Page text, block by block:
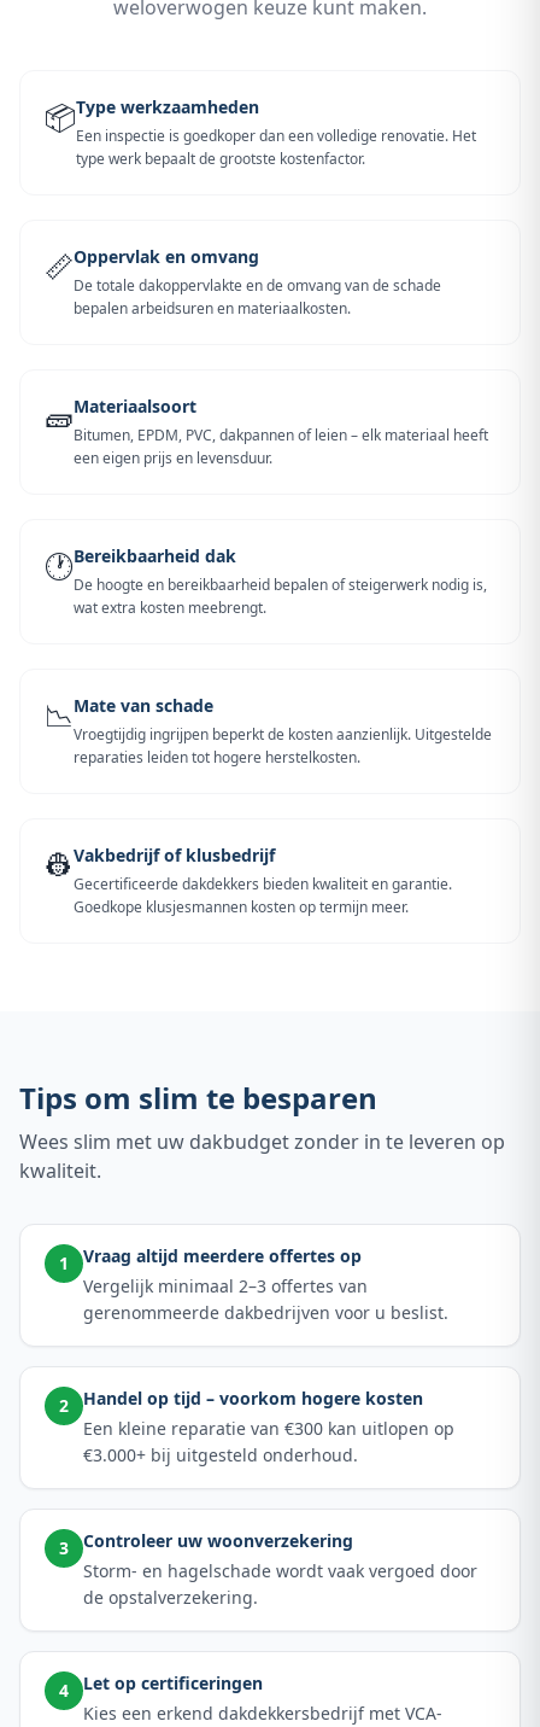
weloverwogen keuze kunt maken.
📦Type werkzaamheden
Een inspectie is goedkoper dan een volledige renovatie. Het
type werk bepaalt de grootste kostenfactor.
📏Oppervlak en omvang
De totale dakoppervlakte en de omvang van de schade
bepalen arbeidsuren en materiaalkosten.
🧱Materiaalsoort
Bitumen, EPDM, PVC, dakpannen of leien – elk materiaal heeft
een eigen prijs en levensduur.
🕐Bereikbaarheid dak
De hoogte en bereikbaarheid bepalen of steigerwerk nodig is,
wat extra kosten meebrengt.
📉Mate van schade
Vroegtijdig ingrijpen beperkt de kosten aanzienlijk. Uitgestelde
reparaties leiden tot hogere herstelkosten.
👷Vakbedrijf of klusbedrijf
Gecertificeerde dakdekkers bieden kwaliteit en garantie.
Goedkope klusjesmannen kosten op termijn meer.
Tips om slim te besparen
Wees slim met uw dakbudget zonder in te leveren op
kwaliteit.
1
Vraag altijd meerdere offertes op
Vergelijk minimaal 2–3 offertes van
gerenommeerde dakbedrijven voor u beslist.
2
Handel op tijd – voorkom hogere kosten
Een kleine reparatie van €300 kan uitlopen op
€3.000+ bij uitgesteld onderhoud.
3
Controleer uw woonverzekering
Storm- en hagelschade wordt vaak vergoed door
de opstalverzekering.
4
Let op certificeringen
Kies een erkend dakdekkersbedrijf met VCA-